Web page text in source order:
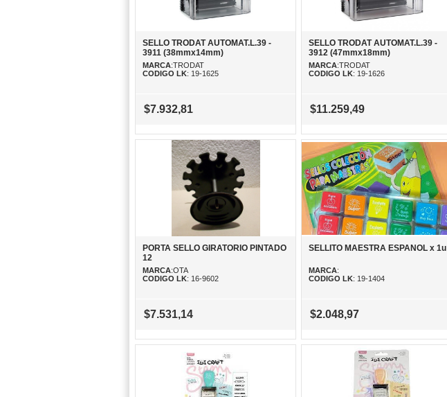
SELLO TRODAT AUTOMAT.L.39 -
3911 (38mmx14mm)
MARCA:TRODAT
CODIGO LK: 19-1625
$7.932,81
SELLO TRODAT AUTOMAT.L.39 -
3912 (47mmx18mm)
MARCA:TRODAT
CODIGO LK: 19-1626
$11.259,49
PORTA SELLO GIRATORIO PINTADO
12
MARCA:OTA
CODIGO LK: 16-9602
$7.531,14
SELLITO MAESTRA ESPANOL x 1u
MARCA:
CODIGO LK: 19-1404
$2.048,97